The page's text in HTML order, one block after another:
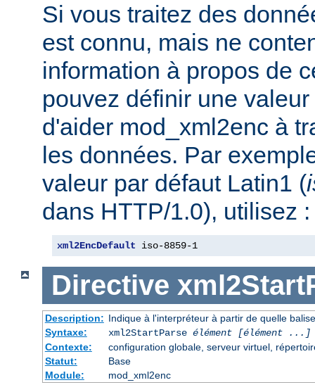
Si vous traitez des
est connu, mais ne
information à propos de
pouvez définir une
d'aider mod_xml2enc à
les données. Par
valeur par défaut Latin1 (
dans HTTP/1.0), utilisez :
xml2EncDefault iso-8859-1
Directive
Description: Indique à l'interpréteur à partir de quelle
Syntaxe:
xml2StartParse élément [élément ...]
Contexte:
configuration globale, serveur virtuel,
Statut:
Base
Module:
mod_xml2enc